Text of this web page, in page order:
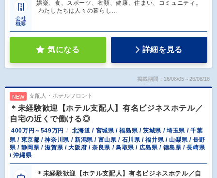
会社
概要
娯楽、食、スポーツ、衣類、健康、住まい、コミュニティ。
わたしたちは人々の暮らし…
気になる 詳細を見る
掲載期間：26/08/05～26/08/18
NEW 支配人・ホテルフロント
＊未経験歓迎【ホテル支配人】有名ビジネスホテル／
自宅の近くで働ける◎
400万円～549万円
北海道 / 宮城県 / 福島県 / 茨城県 / 埼玉県 / 千葉
県 / 東京都 / 神奈川県 / 新潟県 / 富山県 / 石川県 / 福井県 / 山梨県 / 長野
県 / 静岡県 / 滋賀県 / 大阪府 / 奈良県 / 鳥取県 / 広島県 / 徳島県 / 長崎県
/ 沖縄県
＊未経験歓迎【ホテル支配人】有名ビジネスホテル／自